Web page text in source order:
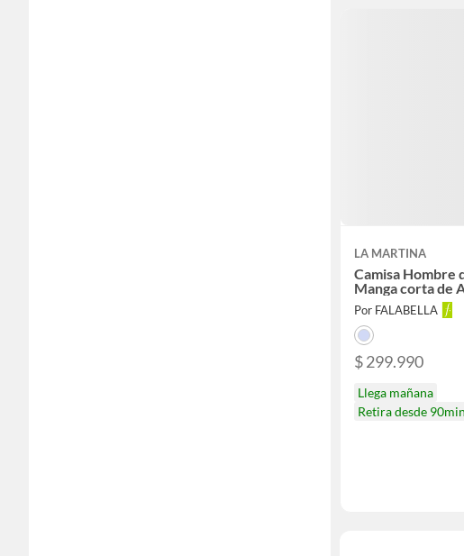
LA MARTINA
Camisa Hombre
Manga corta de
Por FALABELLA
$ 299.990
Llega mañana
Retira desde 90min